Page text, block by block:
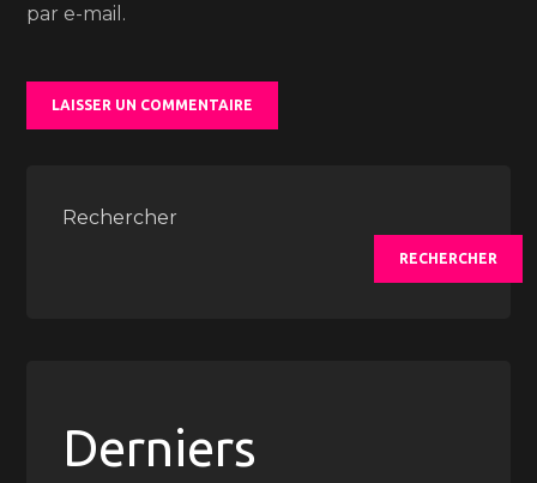
par e-mail.
Rechercher
RECHERCHER
Derniers